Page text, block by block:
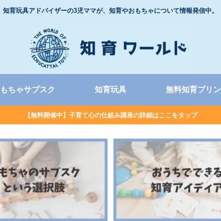
知育玩具アドバイザーの3児ママが、知育やおもちゃについて情報発信中。
ちゃサブスク 知育玩具 無料知育プリ
【無料開催中】子育て心の仕組み講座の詳細はここをタップ